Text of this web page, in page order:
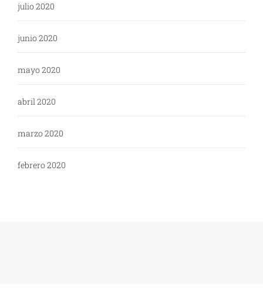
julio 2020
junio 2020
mayo 2020
abril 2020
marzo 2020
febrero 2020